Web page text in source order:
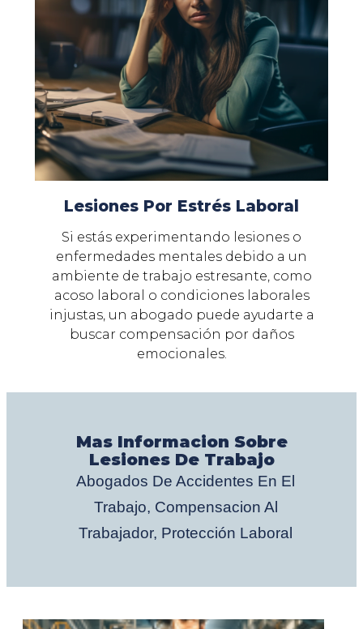
Lesiones Por Estrés Laboral
Si estás experimentando lesiones o
enfermedades mentales debido a un
ambiente de trabajo estresante, como
acoso laboral o condiciones laborales
injustas, un abogado puede ayudarte a
buscar compensación por daños
emocionales.
Mas Informacion Sobre
Lesiones De Trabajo
Abogados De Accidentes En El
Trabajo, Compensacion Al
Trabajador, Protección Laboral